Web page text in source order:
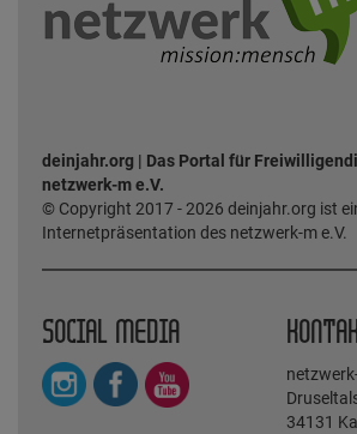
deinjahr.org | Das Portal für
netzwerk-m e.V.
© Copyright 2017 - 2026 deinjahr.org ist
Internetpräsentation des netzwerk-m e.V.
SOCIAL MEDIA
34131